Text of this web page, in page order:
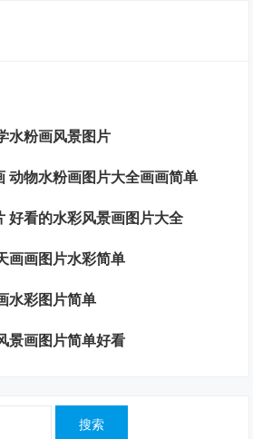
水粉画风景图片
动物水粉画图片大全画画简单
好看的水彩风景画图片大全
画画图片水彩简单
水彩图片简单
景画图片简单好看